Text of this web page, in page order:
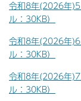
令和8年(2026年)5
ル：30KB）
令和8年(2026年)6
ル：30KB）
令和8年(2026年)7
ル：30KB）